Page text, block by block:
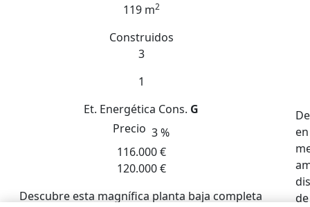
119 m2
Construidos
3
1
Et. Energética Cons. G
Precio 3 %
116.000 €
120.000 €
Descubre esta magnífica planta baja completa